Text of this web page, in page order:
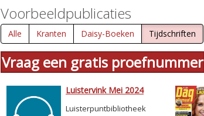
Voorbeeldpublicaties
Alle Kranten Daisy-Boeken Tijdschriften
Vraag een gratis proefnummer
Luistervink Mei 2024
Luisterpuntbibliotheek